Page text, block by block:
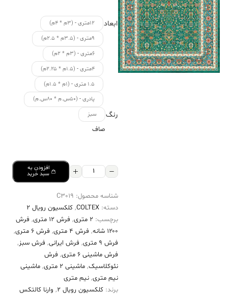
ابعاد
۱۲متری - (۳م * ۴م)
۹متری - (۳.۵م * ۲.۵م)
۶متری - (۳م * ۲م)
۴متری - (۱.۵م * ۲.۲۵م)
۱.۵ متری - (۱م * ۱.۵م)
پادری - (۵۰س.م * ۸۰س.م)
رنگ سبز
صاف
فرش
۱۲۰۰
طرح
کتایون
سبز
سیر
حاشیه
افزودن به
سبد خرید
شناسه محصول: C3019
دسته: COLTEX
, کلکسیون رویال 2
برچسب: 2 متری , فرش 12 متری , فرش
۱۲۰۰ شانه
, فرش 4 متری , فرش 6 متری
,
فرش 9 متری
, فرش ایرانی, فرش سبز,
فرش ماشینی 6 متری
, فرش
نئوکلاسیک, ماشینی 2 متری , ماشینی
نیم متری, نیم متری
برند: کلکسیون رویال 2 , وارنا کالتکس